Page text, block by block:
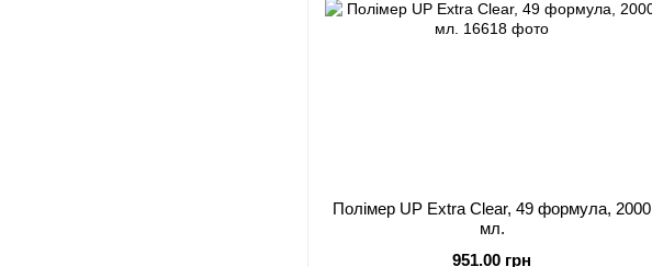
Полімер UP Extra Clear, 49 формула, 2000
мл.
951.00 грн